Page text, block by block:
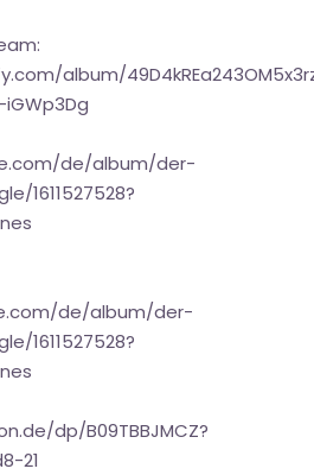
album/
iGWp3Dg
de/album/der-
1611527528?
de/album/der-
1611527528?
dp/B09TBBJMCZ?
21